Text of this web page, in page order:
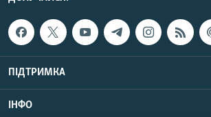
ПІДТРИМКА
ІНФО